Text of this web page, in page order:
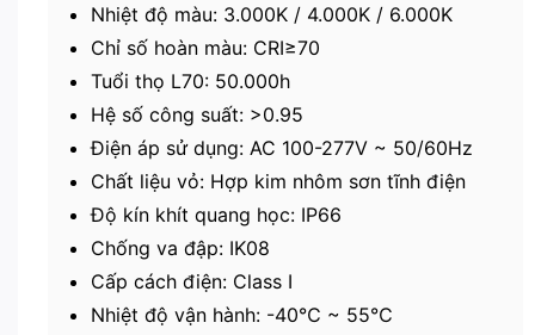
Nhiệt độ màu: 3.000K / 4.000K / 6.000K
Chỉ số hoàn màu: CRI≥70
Tuổi thọ L70: 50.000h
Hệ số công suất: >0.95
Điện áp sử dụng: AC 100-277V ~ 50/60Hz
Chất liệu vỏ: Hợp kim nhôm sơn tĩnh điện
Độ kín khít quang học: IP66
Chống va đập: IK08
Cấp cách điện: Class I
Nhiệt độ vận hành: -40℃ ~ 55℃